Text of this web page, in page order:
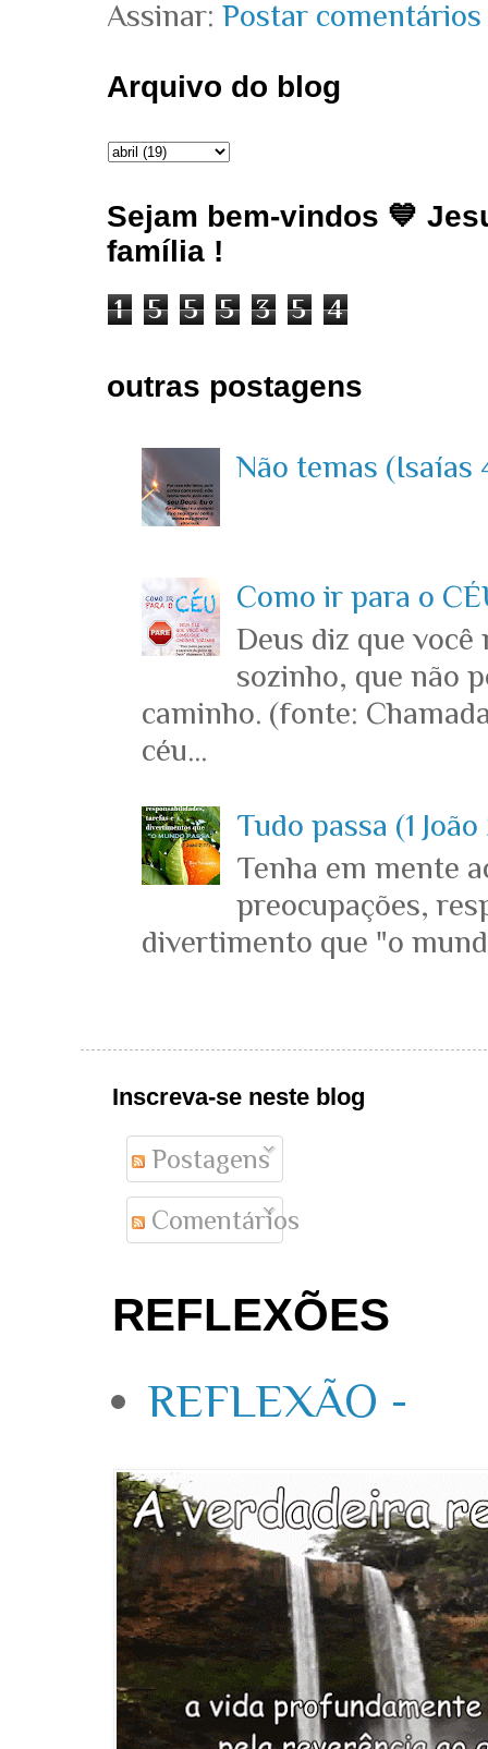
Assinar:Postar
Arquivo do blog
Sejam bem-vindos 💙
família !
1 5 5 5 3 5 4
outras postagens
Não temas (Isaías
Como ir para o
Deus diz que você
sozinho, que não
caminho. (fonte:
céu...
Tudo passa (1 João
Tenha em mente
preocupações,
divertimento que "o
Inscreva-se neste blog
Postagens
Comentários
REFLEXÕES
REFLEXÃO -